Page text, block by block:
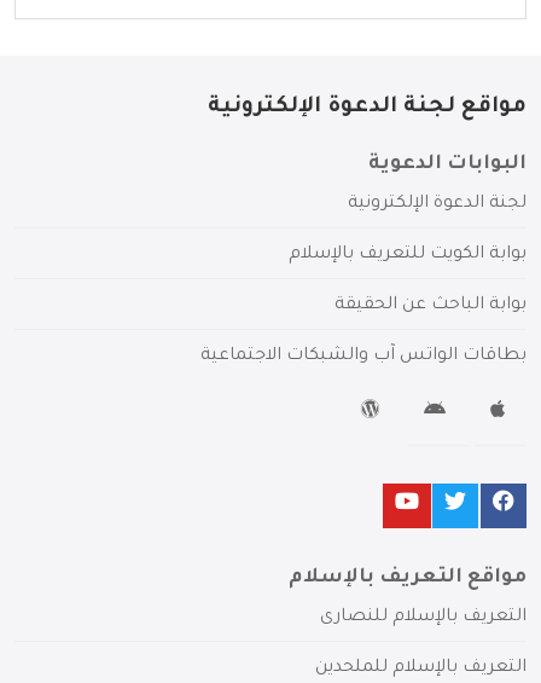
مواقع لجنة الدعوة الإلكترونية
البوابات الدعوية
لجنة الدعوة الإلكترونية
بوابة الكويت للتعريف بالإسلام
بوابة الباحث عن الحقيقة
بطاقات الواتس آب والشبكات الاجتماعية
مواقع التعريف بالإسلام
التعريف بالإسلام للنصارى
التعريف بالإسلام للملحدين